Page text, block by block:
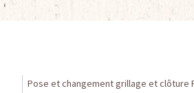
Pose et changement grillage et clôture